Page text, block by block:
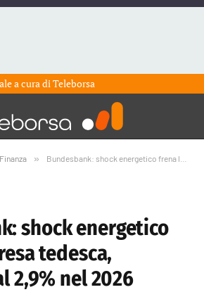
a cura diTeleborsa
Finanza » Bundesbank: shock energetico frena la ripresa tedesca, inflazione al 2,9% nel 2026
shock energetico
tedesca,
2,9% nel 2026